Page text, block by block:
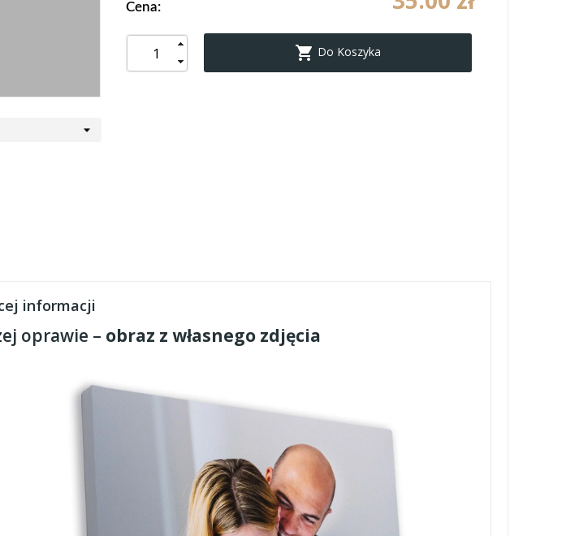
Cena:
 Do Koszyka
informacji
oprawie – obraz z własnego zdjęcia